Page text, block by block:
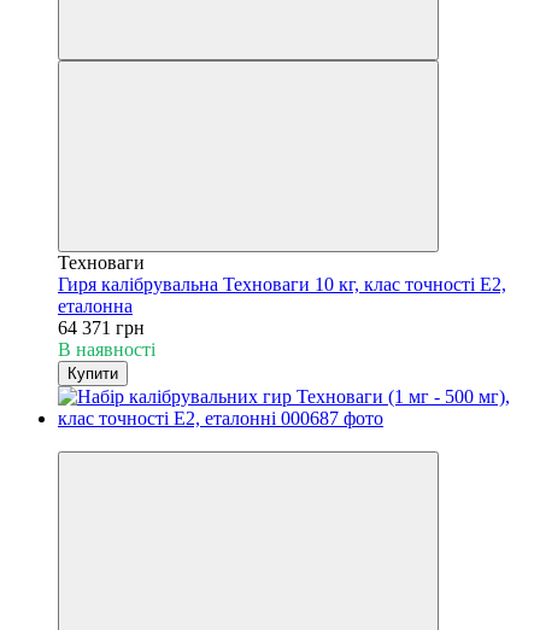
Техноваги
Гиря калібрувальна Техноваги 10 кг, клас точності Е2,
еталонна
64 371 грн
В наявності
Купити